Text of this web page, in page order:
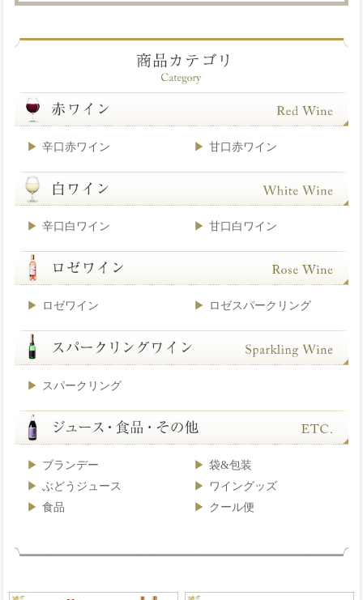
辛口赤ワイン 甘口赤ワイン
辛口白ワイン 甘口白ワイン
ロゼワイン ロゼスパークリング
スパークリング
ブランデー
袋&包装
ぶどうジュース
ワイングッズ
食品
クール便